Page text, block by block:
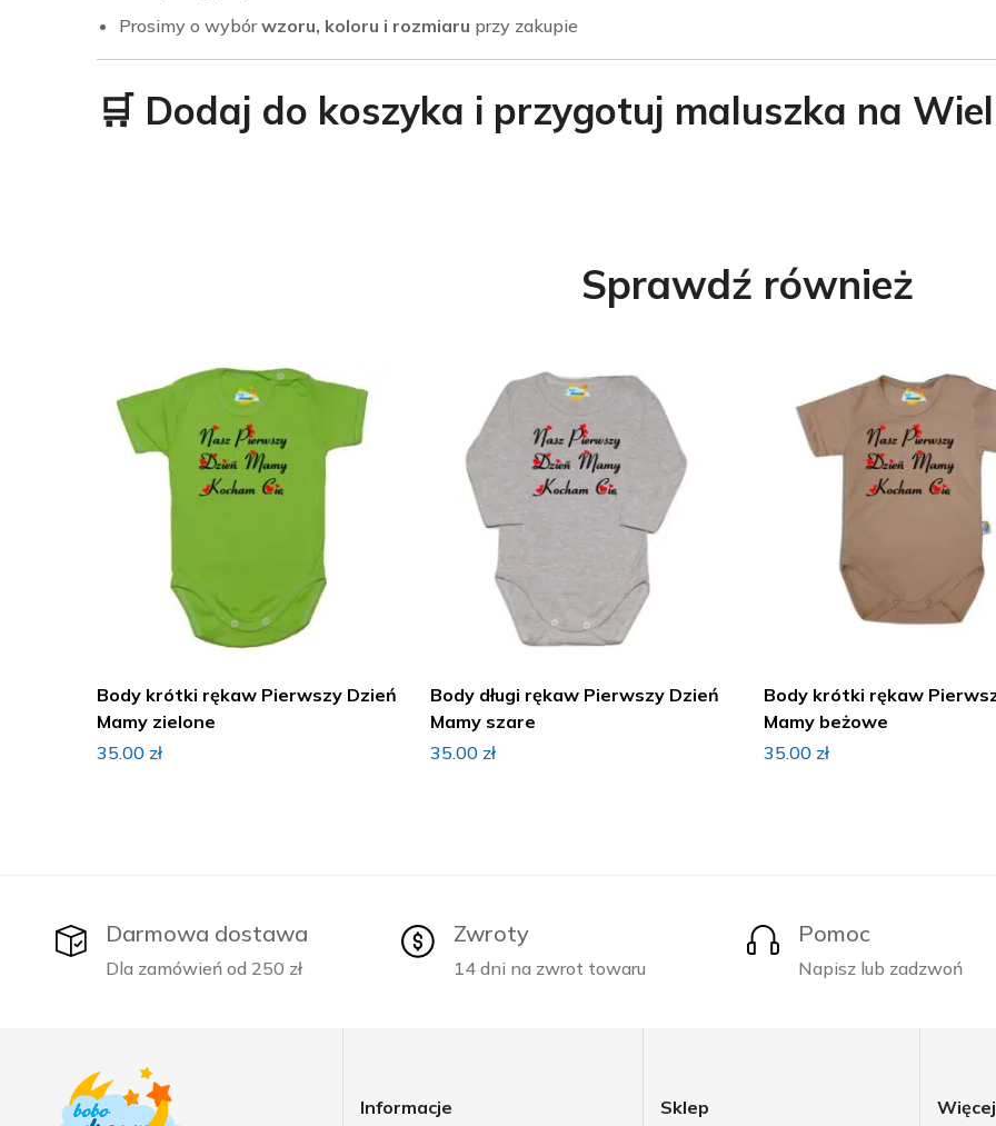
Prosimy o wybórwzoru, koloru i rozmiaru przy zakupie
🛒 Dodaj do koszyka i przygotuj maluszka na
Sprawdź również
Body krótki rękaw Pierwszy Dzień
Mamy zielone
35.00 zł
Body długi rękaw Pierwszy Dzień
Mamy szare
35.00 zł
Body krótki rękaw
Mamy beżowe
35.00 zł
Darmowa dostawa
Dla zamówień od 250 zł
Zwroty
14 dni na zwrot towaru
Pomoc
Napisz lub zadzwoń
Informacje Sklep Więcej